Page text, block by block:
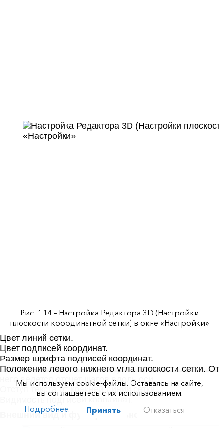
Рис. 1.14 – Настройка Редактора 3D (Настройки
плоскости координатной сетки) в окне «Настройки»
Цвет линий сетки.
Цвет подписей координат.
Размер шрифта подписей координат.
Положение левого нижнего угла плоскости сетки. От
него ведется отсчет шагов вдоль оси.
Отступ текста от крайней линии сетки.
Видимость подписей координат.
Внешний вид и функциональность
Мы используем cookie-файлы. Оставаясь на сайте,
вы соглашаетесь с их использованием.
Подробнее.
Принять Отказаться